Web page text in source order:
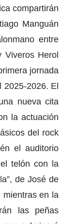
compartirán
Manguán
entre
Viveros Herol
jornada
2025-2026. El
nueva cita
la actuación
del rock
el auditorio
telón con la
de José de
mientras en la
las peñas